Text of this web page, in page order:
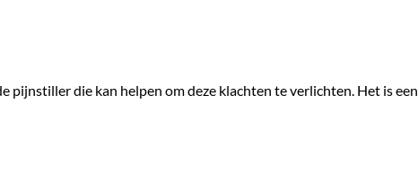
pijnstiller die kan helpen om deze klachten te verlichten. Het is een